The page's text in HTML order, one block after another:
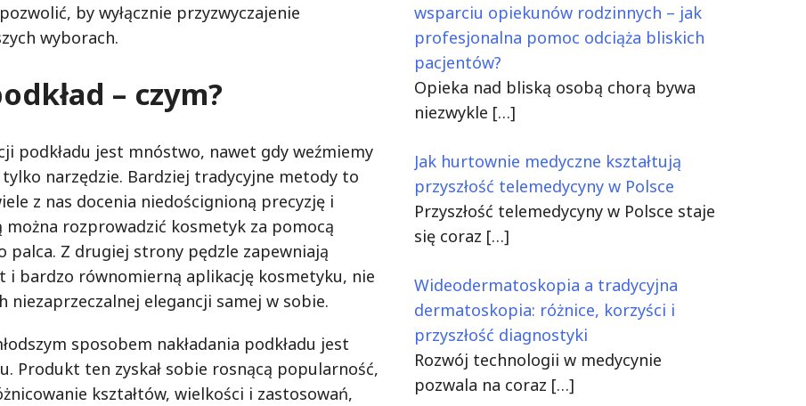
by wyłącznie przyzwyczajenie
wyborach.
– czym?
podkładu jest mnóstwo, nawet gdy weźmiemy
narzędzie. Bardziej tradycyjne metody to
z nas docenia niedoścignioną precyzję i
można rozprowadzić kosmetyk za pomocą
palca. Z drugiej strony pędzle zapewniają
i bardzo równomierną aplikację kosmetyku, nie
niezaprzeczalnej elegancji samej w sobie.
sposobem nakładania podkładu jest
Produkt ten zyskał sobie rosnącą popularność,
kształtów, wielkości i zastosowań,
wsparciu opiekunów rodzinnych – jak
profesjonalna pomoc odciąża bliskich
pacjentów?
Opieka nad bliską osobą chorą bywa
niezwykle […]
Jak hurtownie medyczne kształtują
przyszłość telemedycyny w Polsce
Przyszłość telemedycyny w Polsce staje
się coraz […]
Wideodermatoskopia a tradycyjna
dermatoskopia: różnice, korzyści i
przyszłość diagnostyki
Rozwój technologii w medycynie
pozwala na coraz […]